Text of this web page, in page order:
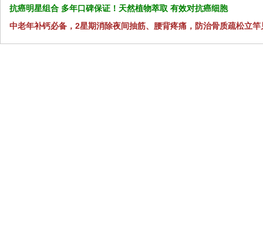
抗癌明星组合 多年口碑保证！天然植物萃取 有效对抗癌细胞
中老年补钙必备，2星期消除夜间抽筋、腰背疼痛，防治骨质疏松立竿